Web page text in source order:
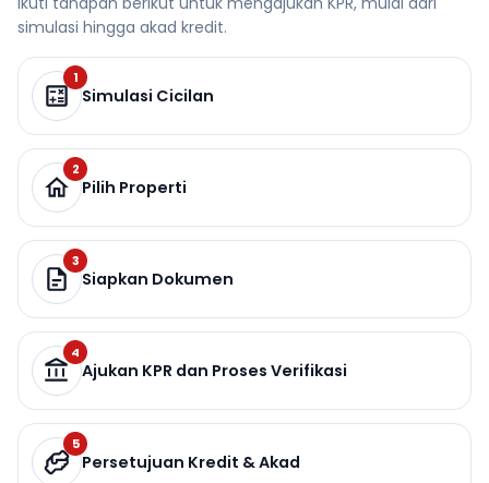
simulasi hingga akad kredit.
1
Simulasi Cicilan
2
Pilih Properti
3
Siapkan Dokumen
4
Ajukan KPR dan Proses Verifikasi
5
Persetujuan Kredit & Akad